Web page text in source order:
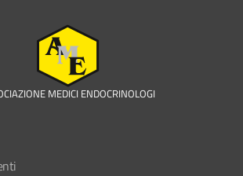
MEDICI ENDOCRINOLOGI